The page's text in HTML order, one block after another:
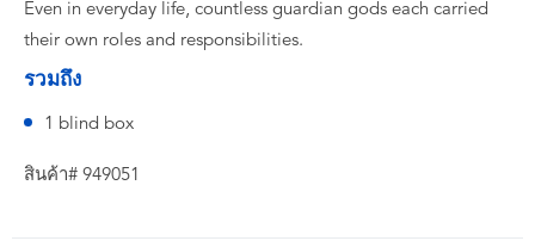
Even in everyday life, countless guardian gods each carried
their own roles and responsibilities.
รวมถึง
1 blind box
สินค้า# 949051